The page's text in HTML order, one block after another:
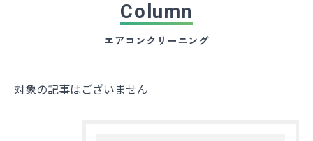
Column
エアコンクリーニング
対象の記事はございません